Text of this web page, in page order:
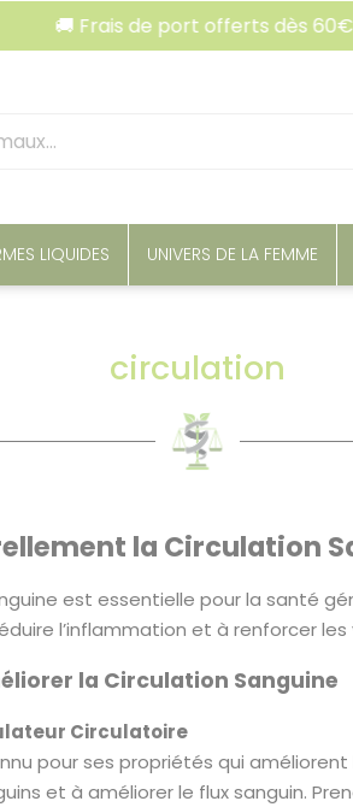
de port offerts dès 60€ d’achat*
LIQUIDES UNIVERS DE LA FEMME
circulation
la Circulation
est essentielle pour la santé
l’inflammation et à renforcer
la Circulation Sanguine
Circulatoire
pour ses propriétés qui
et à améliorer le flux sanguin.